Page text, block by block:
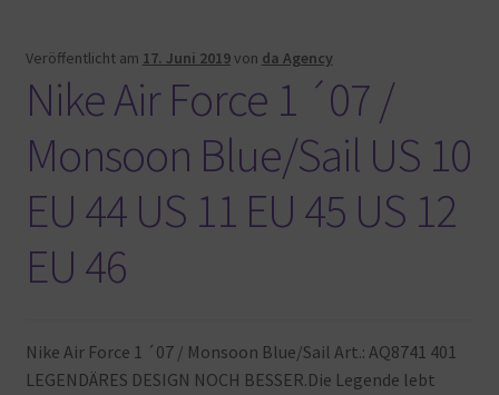
Veröffentlicht am 17. Juni 2019von da Agency
Nike Air Force 1 ´07 /
Monsoon Blue/Sail US 10
EU 44 US 11 EU 45 US 12
EU 46
Nike Air Force 1 ´07 / Monsoon Blue/Sail Art.: AQ8741 401
LEGENDÄRES DESIGN NOCH BESSER.Die Legende lebt